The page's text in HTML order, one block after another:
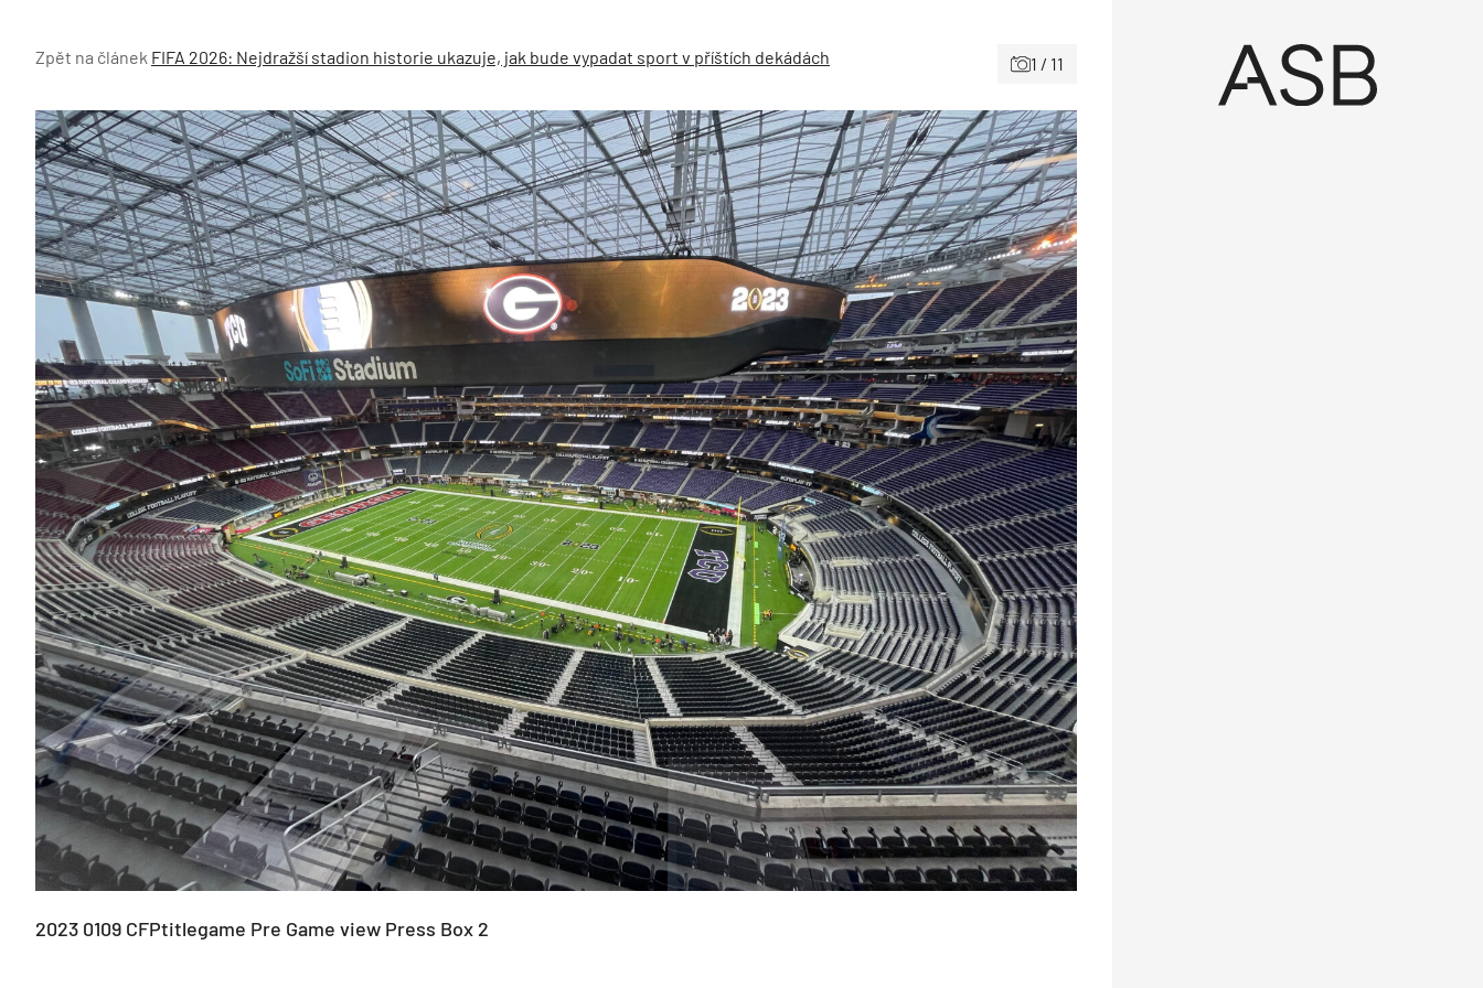
Zpět na článek FIFA 2026: Nejdražší stadion historie ukazuje, jak bude vypadat sport v příštích dekádách 1 / 11
2023 0109 CFPtitlegame Pre Game view Press Box 2